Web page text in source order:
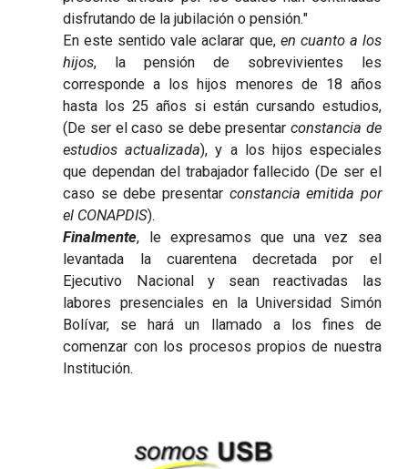
disfrutando de la jubilación o pensión."
En este sentido vale aclarar que, en cuanto a los
hijos, la pensión de sobrevivientes les
corresponde a los hijos menores de 18 años
hasta los 25 años si están cursando estudios,
(De ser el caso se debe presentar constancia de
estudios actualizada), y a los hijos especiales
que dependan del trabajador fallecido (De ser el
caso se debe presentar constancia emitida por
el CONAPDIS).
Finalmente, le expresamos que una vez sea
levantada la cuarentena decretada por el
Ejecutivo Nacional y sean reactivadas las
labores presenciales en la Universidad Simón
Bolívar, se hará un llamado a los fines de
comenzar con los procesos propios de nuestra
Institución.